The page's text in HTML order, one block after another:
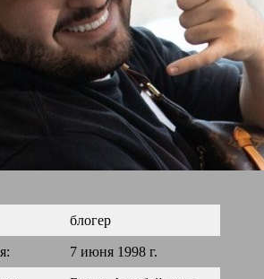
блогер
7 июня 1998 г.